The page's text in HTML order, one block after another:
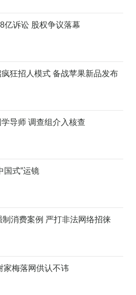
亿诉讼 股权争议落幕
狂招人模式 备战苹果新品发布
导师 调查组介入核查
国式”运镜
消费案例 严打非法网络招徕
家梅落网供认不讳